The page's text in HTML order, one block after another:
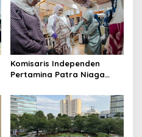
Komisaris Independen
Pertamina Patra Niaga
Mitra Binaan dengan
Sentuhan Kemanusiaan dan
Keberlanjutan